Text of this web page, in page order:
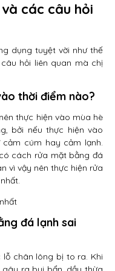
các câu hỏi
dụng tuyệt vời như thế
hỏi liên quan mà chị
thời điểm nào?
thực hiện vào mùa hè
bởi nếu thực hiện vào
cúm hay cảm lạnh.
cách rửa mặt bằng đá
vì vậy nên thực hiện rửa
đá lạnh sai
chân lông bị to ra. Khi